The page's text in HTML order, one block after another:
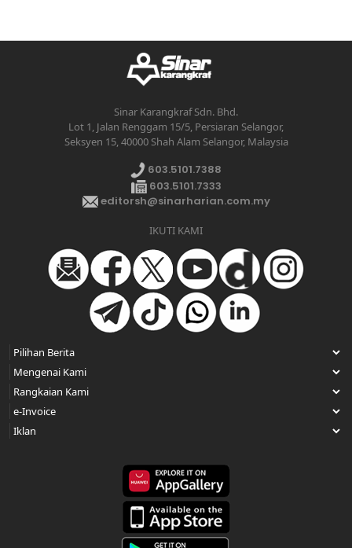
Sinar Karangkraf Sdn. Bhd.
Lot 1, Jalan Renggam 15/5, Persiaran Selangor,
Seksyen 15, 40000 Shah Alam Selangor, Malaysia
603.5101.7388
603.5101.7333
editorsh@sinarharian.com.my
IKUTI KAMI